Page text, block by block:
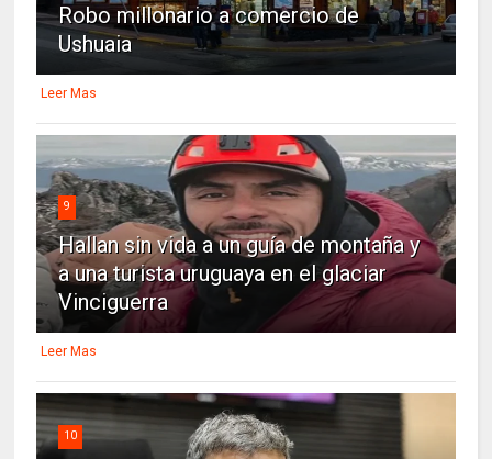
Robo millonario a comercio de
Ushuaia
Leer Mas
9
Hallan sin vida a un guía de montaña y
a una turista uruguaya en el glaciar
Vinciguerra
Leer Mas
10